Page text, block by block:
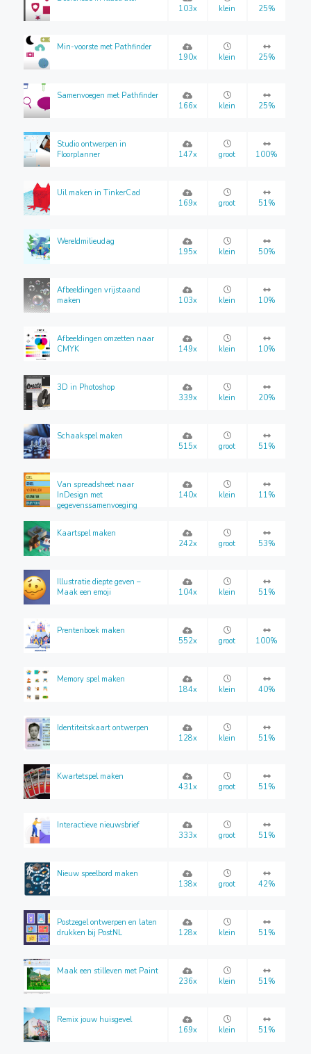
103x
klein 25%
Min-voorste met Pathfinder
190x
klein 25%
Samenvoegen met Pathfinder
166x
klein 25%
Studio ontwerpen in
Floorplanner
147x groot 100%
Uil maken in TinkerCad
169x
groot 51%
Wereldmilieudag
195x
klein 50%
Afbeeldingen vrijstaand
maken
103x klein 10%
Afbeeldingen omzetten naar
CMYK
149x klein 10%
3D in Photoshop
339x
klein 20%
Schaakspel maken
515x
groot 51%
Van spreadsheet naar
InDesign met
gegevenssamenvoeging
140x klein 11%
Kaartspel maken
242x
groot 53%
Illustratie diepte geven –
Maak een emoji
104x klein 51%
Prentenboek maken
552x
groot 100%
Memory spel maken
184x
klein 40%
Identiteitskaart ontwerpen
128x
klein 51%
Kwartetspel maken
431x
groot 51%
Interactieve nieuwsbrief
333x
groot 51%
Nieuw speelbord maken
138x
groot 42%
Postzegel ontwerpen en laten
drukken bij PostNL
128x klein 51%
Maak een stilleven met Paint
236x
klein 51%
Remix jouw huisgevel
169x
klein 51%